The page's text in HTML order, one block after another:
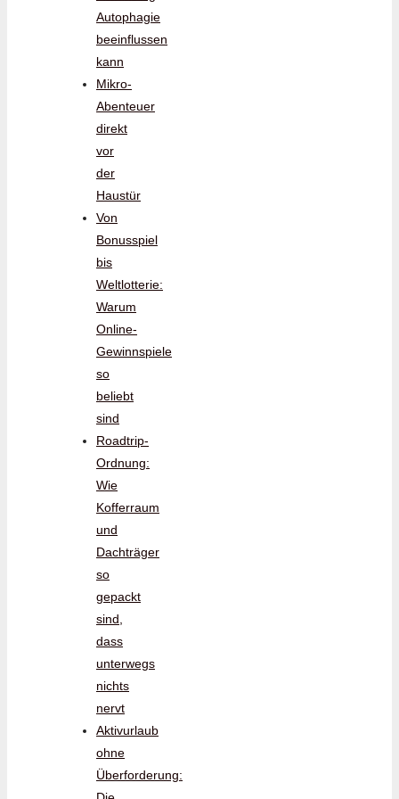
Autophagie
beeinflussen
kann
Mikro-
Abenteuer
direkt
vor
der
Haustür
Von
Bonusspiel
bis
Weltlotterie:
Warum
Online-
Gewinnspiele
so
beliebt
sind
Roadtrip-
Ordnung:
Wie
Kofferraum
und
Dachträger
so
gepackt
sind,
dass
unterwegs
nichts
nervt
Aktivurlaub
ohne
Überforderung: